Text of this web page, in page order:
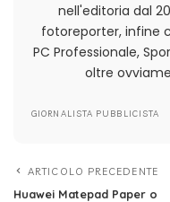
nell'editoria dal
fotoreporter, infine
PC Professionale,
oltre
GIORNALISTA PUBBLICISTA
ARTICOLO PRECEDENTE
Huawei Matepad Paper o